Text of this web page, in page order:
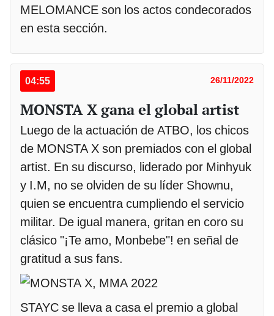
MELOMANCE son los actos condecorados
en esta sección.
04:55 26/11/2022
MONSTA X gana el global artist
Luego de la actuación de ATBO, los chicos
de MONSTA X son premiados con el global
artist. En su discurso, liderado por Minhyuk
y I.M, no se olviden de su líder Shownu,
quien se encuentra cumpliendo el servicio
militar. De igual manera, gritan en coro su
clásico "¡Te amo, Monbebe"! en señal de
gratitud a sus fans.
STAYC se lleva a casa el premio a global